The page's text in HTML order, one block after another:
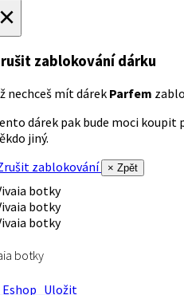
zablokování dárku
nechceš mít dárek Parfem
dárek pak bude moci koupit
jiný.
zablokování
× Zpět
botky
Uložit